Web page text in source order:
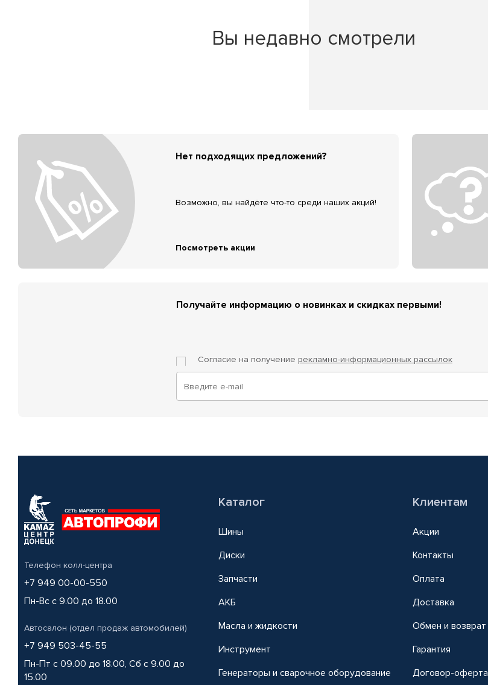
Вы недавно смотрели
Нет подходящих предложений?
Возможно, вы найдёте что-то среди наших акций!
Посмотреть акции
Получайте информацию о новинках и скидках первыми!
Согласие на получение рекламно-информационных рассылок
Телефон колл-центра
+7 949 00-00-550
Пн-Вс с 9.00 до 18.00
Автосалон (отдел продаж автомобилей)
+7 949 503-45-55
Пн-Пт с 09.00 до 18.00, Сб с 9.00 до
15.00
Каталог
Шины
Диски
Запчасти
АКБ
Масла и жидкости
Инструмент
Генераторы и сварочное оборудование
Клиентам
Акции
Контакты
Оплата
Доставка
Обмен и возврат
Гарантия
Договор-оферта